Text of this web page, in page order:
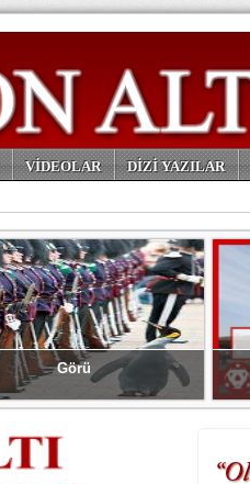
VİDEOLAR DİZİ YAZILAR
Görü